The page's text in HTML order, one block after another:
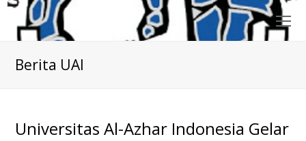
Berita UAI
Universitas Al-Azhar Indonesia Gelar